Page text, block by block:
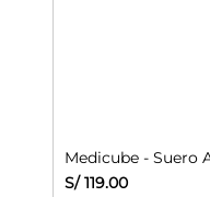
Medicube - Suero
Precio
S/ 119.00